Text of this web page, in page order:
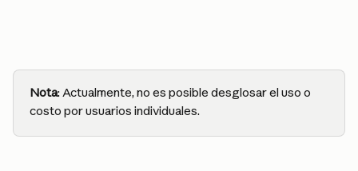
Nota: Actualmente, no es posible desglosar el uso o
costo por usuarios individuales.